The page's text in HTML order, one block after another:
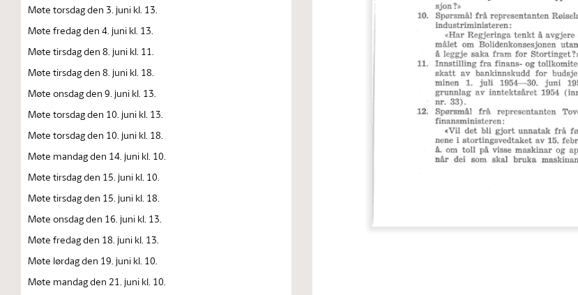
Møte torsdag den 3. juni kl. 13.
Møte fredag den 4. juni kl. 13.
Møte tirsdag den 8. juni kl. 11.
Møte tirsdag den 8. juni kl. 18.
Møte onsdag den 9. juni kl. 13.
Møte torsdag den 10. juni kl. 13.
Møte torsdag den 10. juni kl. 18.
Møte mandag den 14. juni kl. 10.
Møte tirsdag den 15. juni kl. 10.
Møte tirsdag den 15. juni kl. 18.
Møte onsdag den 16. juni kl. 13.
Møte fredag den 18. juni kl. 13.
Møte lørdag den 19. juni kl. 10.
Møte mandag den 21. juni kl. 10.